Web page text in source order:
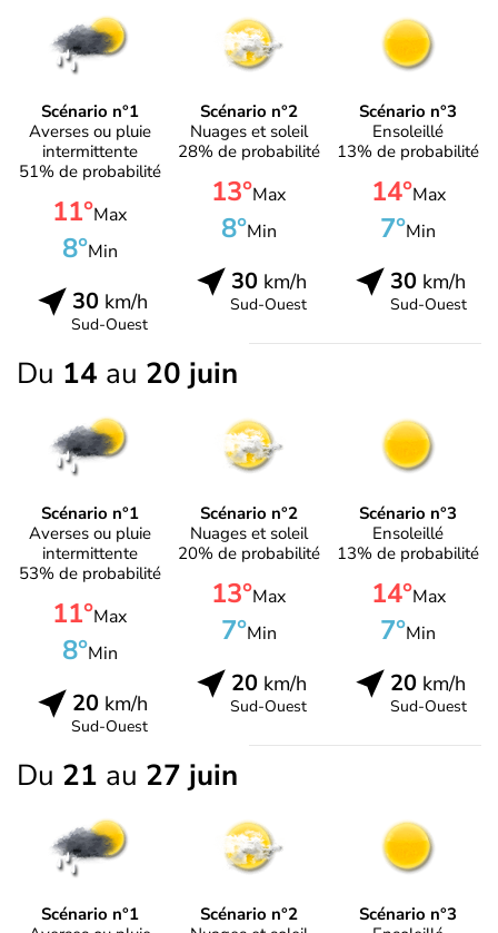
Scénario n°1
Averses ou pluie
intermittente
51% de probabilité
11°Max
8°Min
30km/h
Sud-Ouest
Scénario n°2
Nuages et soleil
28% de probabilité
13°Max
8°Min
30km/h
Sud-Ouest
Scénario n°3
Ensoleillé
13% de probabilité
14°Max
7°Min
30 km/h
Sud-Ouest
Du 14 au 20 juin
Scénario n°1
Averses ou pluie
intermittente
53% de probabilité
11°Max
8°Min
20km/h
Sud-Ouest
Scénario n°2
Nuages et soleil
20% de probabilité
13°Max
7°Min
20km/h
Sud-Ouest
Scénario n°3
Ensoleillé
13% de probabilité
14°Max
7°Min
20 km/h
Sud-Ouest
Du 21 au 27 juin
Scénario n°1
Scénario n°2
Scénario n°3